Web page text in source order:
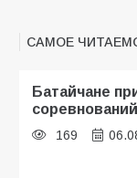
САМОЕ
Батайчане
соревнований
169